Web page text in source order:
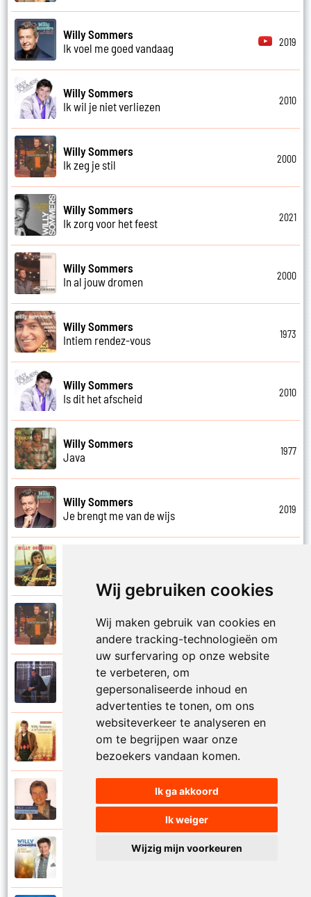
Wij gebruiken cookies
Wij maken gebruik van cookies en
andere tracking-technologieën om
uw surfervaring op onze website
te verbeteren, om
gepersonaliseerde inhoud en
advertenties te tonen, om ons
websiteverkeer te analyseren en
om te begrijpen waar onze
bezoekers vandaan komen.
Ik ga akkoord
Ik weiger
Wijzig mijn voorkeuren
Willy Sommers
Ik voel me goed vandaag
2019
Willy Sommers
Ik wil je niet verliezen
2010
Willy Sommers
Ik zeg je stil
2000
Willy Sommers
Ik zorg voor het feest
2021
Willy Sommers
In al jouw dromen
2000
Willy Sommers
Intiem rendez-vous
1973
Willy Sommers
Is dit het afscheid
2010
Willy Sommers
Java
1977
Willy Sommers
Je brengt me van de wijs
2019
Willy Sommers
Je schenkt hem de dans
Willy Sommers
Willy Sommers
Jij bent alles voor mij
Jij bent als een droom
2004
Willy Sommers